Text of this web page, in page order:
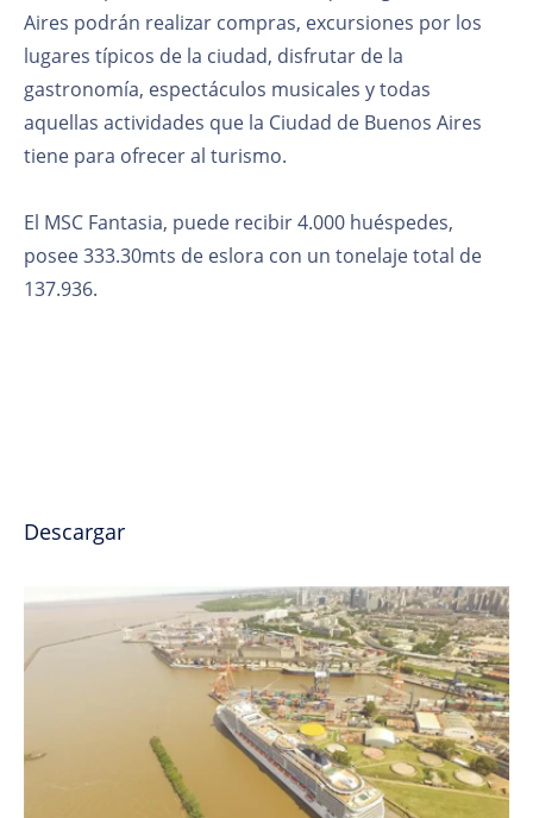
Aires podrán realizar compras, excursiones por los
lugares típicos de la ciudad, disfrutar de la
gastronomía, espectáculos musicales y todas
aquellas actividades que la Ciudad de Buenos Aires
tiene para ofrecer al turismo.
El MSC Fantasia, puede recibir 4.000 huéspedes,
posee 333.30mts de eslora con un tonelaje total de
137.936.
Descargar